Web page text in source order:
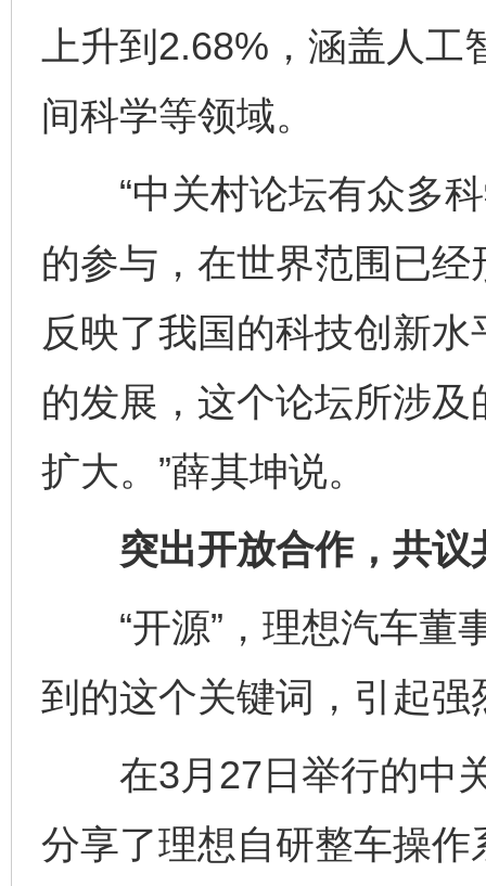
上升到2.68%，涵盖人
间科学等领域。
“中关村论坛有众多科
的参与，在世界范围已
反映了我国的科技创新
的发展，这个论坛所涉
扩大。”薛其坤说。
突出开放合作，共议
“开源”，理想汽车董
到的这个关键词，引起强
在3月27日举行的中关
分享了理想自研整车操